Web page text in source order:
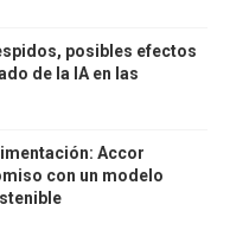
posibles efectos
de la IA en las
Accor
con un modelo